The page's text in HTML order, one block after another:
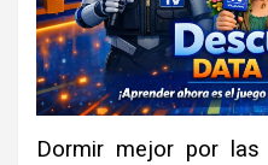
Dormir mejor por